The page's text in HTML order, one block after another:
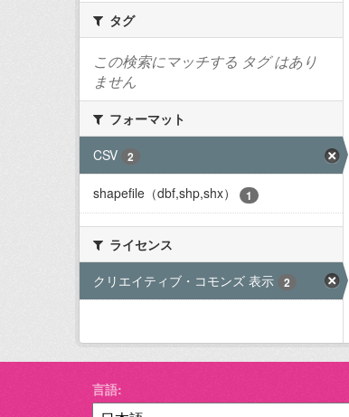
タグ
この検索にマッチする タグ はあり
ません
フォーマット
CSV
2
shapefile（dbf,shp,shx） 1
ライセンス
クリエイティブ・コモンズ 表示
2
言語